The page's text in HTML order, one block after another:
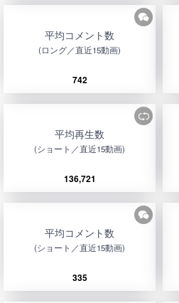
平均コメント数
(ロング／直近15動画)
742
平均再生数
(ショート／直近15動画)
136,721
平均コメント数
(ショート／直近15動画)
335